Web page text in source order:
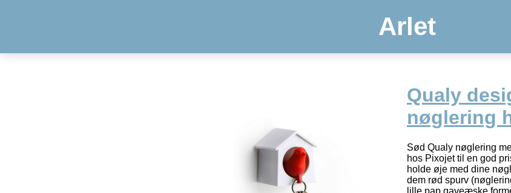
Arlet
Qualy
nøglering
Sød Qualy nøglering
hos Pixojet til en god
holde øje med dine
dem rød spurv
lille pap gaveæske